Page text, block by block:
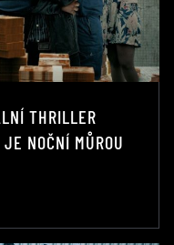
THRILLER
NOČNÍ MŮROU